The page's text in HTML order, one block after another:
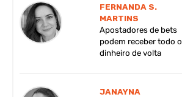
FERNANDA S.
MARTINS
Apostadores de bets
podem receber todo o
dinheiro de volta
JANAYNA